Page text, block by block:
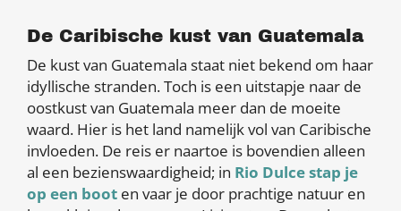
De Caribische kust van Guatemala
De kust van Guatemala staat niet bekend om haar
idyllische stranden. Toch is een uitstapje naar de
oostkust van Guatemala meer dan de moeite
waard. Hier is het land namelijk vol van Caribische
invloeden. De reis er naartoe is bovendien alleen
al een bezienswaardigheid; in Rio Dulce stap je
op een boot en vaar je door prachtige natuur en